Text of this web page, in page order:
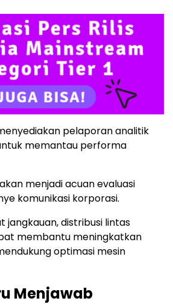
pelaporan analitik
memantau performa
menjadi acuan evaluasi
komunikasi korporasi.
jangkauan, distribusi lintas
membantu meningkatkan
optimasi mesin
Menjawab